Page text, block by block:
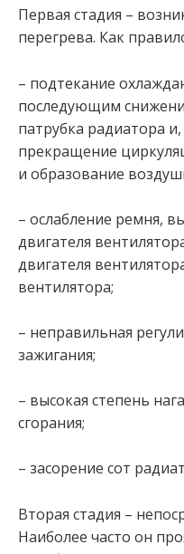
Первая стадия –
перегрева. Как
– подтекание
последующим
патрубка радиатора и,
прекращение
и образование
– ослабление ремня,
двигателя
двигателя
вентилятора;
– неправильная
зажигания;
– высокая степень
сгорания;
– засорение сот
Вторая стадия –
Наиболее часто он